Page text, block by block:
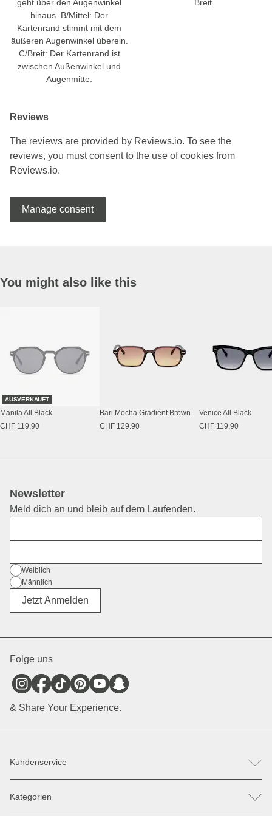
geht über den Augenwinkel
hinaus. B/Mittel: Der
Kartenrand stimmt mit dem
äußeren Augenwinkel überein.
C/Breit: Der Kartenrand ist
zwischen Außenwinkel und
Augenmitte.
Breit
Reviews
The reviews are provided by Reviews.io. To see the
reviews, you must consent to the use of cookies from
Reviews.io.
Manage consent
You might also like this
AUSVERKAUFT
Manila All Black
CHF 119.90
Bari Mocha Gradient Brown
CHF 129.90
Venice All Black
CHF 119.90
Newsletter
Meld dich an und bleib auf dem Laufenden.
Geschlecht
Weiblich
Männlich
Divers
Jetzt Anmelden
Folge uns
& Share Your Experience.
Kundenservice
Hilfe & Kontakt
Retoure / Reklamation anmelden
Kategorien